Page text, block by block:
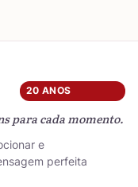
20 ANOS
para cada momento.
e
perfeita